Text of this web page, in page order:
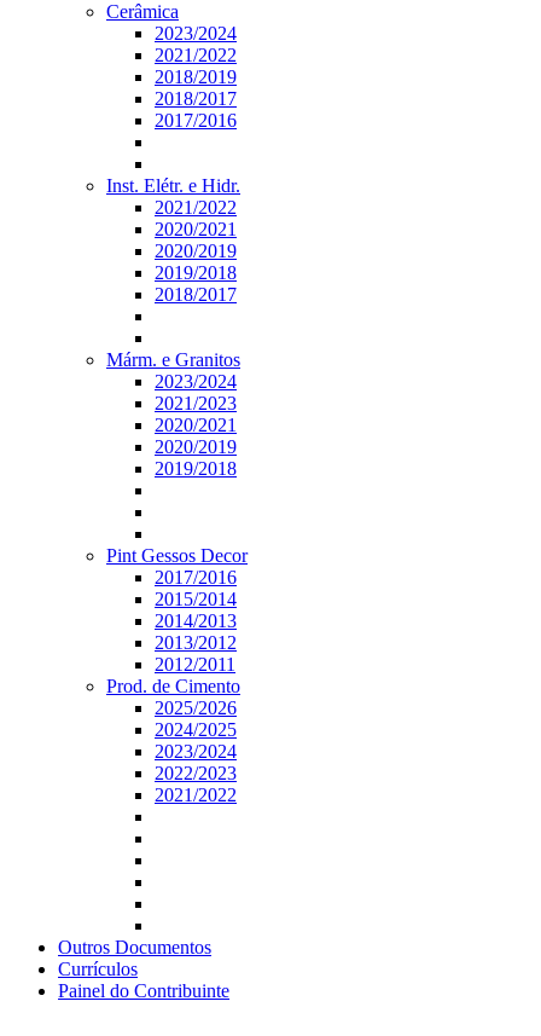
Cerâmica
2023/2024
2021/2022
2018/2019
2018/2017
2017/2016
Inst. Elétr. e Hidr.
2021/2022
2020/2021
2020/2019
2019/2018
2018/2017
Márm. e Granitos
2023/2024
2021/2023
2020/2021
2020/2019
2019/2018
Pint Gessos Decor
2017/2016
2015/2014
2014/2013
2013/2012
2012/2011
Prod. de Cimento
2025/2026
2024/2025
2023/2024
2022/2023
2021/2022
Outros Documentos
Currículos
Painel do Contribuinte